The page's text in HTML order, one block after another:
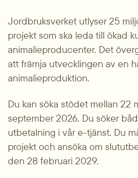
Jordbruksverket utlyser 25
projekt som ska leda till ökad
animalieproducenter. Det
att främja utvecklingen av en
animalieproduktion.
Du kan söka stödet mellan 22
september 2026. Du söker
utbetalning i vår e-tjänst. Du
projekt och ansöka om
den 28 februari 2029.